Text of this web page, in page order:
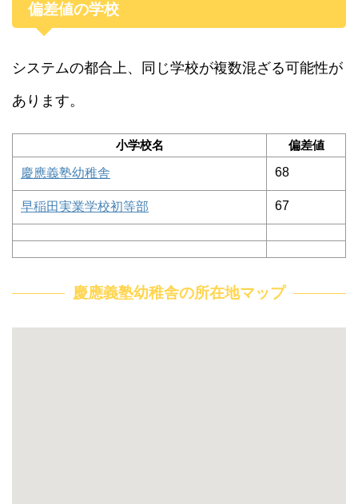
偏差値の学校
システムの都合上、同じ学校が複数混ざる可能性が
あります。
小学校名 偏差値
慶應義塾幼稚舎 68
早稲田実業学校初等部 67
慶應義塾幼稚舎の所在地マップ